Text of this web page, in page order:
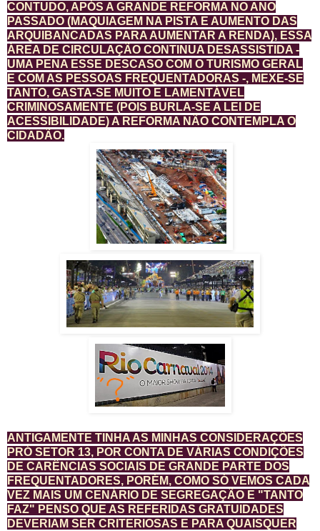
CONTUDO, APÓS A GRANDE REFORMA NO ANO
PASSADO (MAQUIAGEM NA PISTA E AUMENTO DAS
ARQUIBANCADAS PARA AUMENTAR A RENDA), ESSA
ÁREA DE CIRCULAÇÃO CONTINUA DESASSISTIDA -
UMA PENA ESSE DESCASO COM O TURISMO GERAL
E COM AS PESSOAS FREQUENTADORAS -, MEXE-SE
TANTO, GASTA-SE MUITO E LAMENTÁVEL
CRIMINOSAMENTE (POIS BURLA-SE A LEI DE
ACESSIBILIDADE) A REFORMA NÃO CONTEMPLA O
CIDADÃO.
ANTIGAMENTE TINHA AS MINHAS CONSIDERAÇÕES
PRÓ SETOR 13, POR CONTA DE VÁRIAS CONDIÇÕES
DE CARÊNCIAS SOCIAIS DE GRANDE PARTE DOS
FREQUENTADORES, PORÉM, COMO SÓ VEMOS CADA
VEZ MAIS UM CENÁRIO DE SEGREGAÇÃO E "TANTO
FAZ" PENSO QUE AS REFERIDAS GRATUIDADES
DEVERIAM SER CRITERIOSAS E PARA QUAISQUER